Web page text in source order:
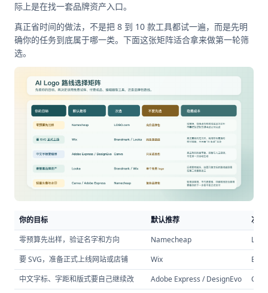
际上是在找一套品牌资产入口。
真正省时间的做法，不是把 8 到 10 款工具都试一遍，而是先明
确你的任务到底属于哪一类。下面这张矩阵适合拿来做第一轮筛
选。
你的目标 默认推荐
次选
零预算先出样，验证名字和方向
Namecheap
要 SVG，准备正式上线网站或店铺
Wix
中文字标、字距和版式要自己继续改
Adobe Express / DesignEvo